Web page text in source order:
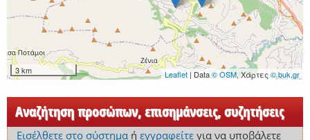
3 km Leaflet | Data© OSM, Χάρτες © buk.gr
Αναζήτηση προσώπων, επισημάνσεις, συζητήσεις
Εισέλθετε στο σύστημαή εγγραφείτεγια να υποβάλετε